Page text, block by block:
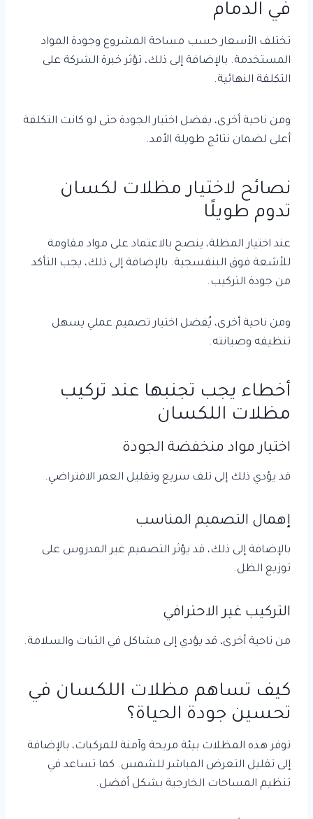
في الدمام
تختلف الأسعار حسب مساحة المشروع وجودة المواد
المستخدمة. بالإضافة إلى ذلك، تؤثر خبرة الشركة على
التكلفة النهائية.
ومن ناحية أخرى، يفضل اختيار الجودة حتى لو كانت التكلفة
أعلى لضمان نتائج طويلة الأمد.
نصائح لاختيار مظلات لكسان
تدوم طويلًا
عند اختيار المظلة، ينصح بالاعتماد على مواد مقاومة
للأشعة فوق البنفسجية. بالإضافة إلى ذلك، يجب التأكد
من جودة التركيب.
ومن ناحية أخرى، يُفضل اختيار تصميم عملي يسهل
تنظيفه وصيانته.
أخطاء يجب تجنبها عند تركيب
مظلات اللكسان
اختيار مواد منخفضة الجودة
قد يؤدي ذلك إلى تلف سريع وتقليل العمر الافتراضي.
إهمال التصميم المناسب
بالإضافة إلى ذلك، قد يؤثر التصميم غير المدروس على
توزيع الظل.
التركيب غير الاحترافي
من ناحية أخرى، قد يؤدي إلى مشاكل في الثبات والسلامة.
كيف تساهم مظلات اللكسان في
تحسين جودة الحياة؟
توفر هذه المظلات بيئة مريحة وآمنة للمركبات، بالإضافة
إلى تقليل التعرض المباشر للشمس. كما تساعد في
تنظيم المساحات الخارجية بشكل أفضل.